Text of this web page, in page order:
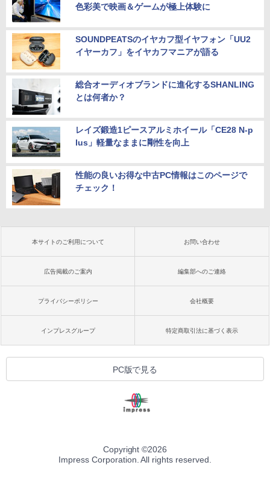
色彩美で映画＆ゲームが極上体験に
SOUNDPEATSのイヤカフ型イヤフォン「UU2
イヤーカフ」をイヤカフマニアが語る
総合オーディオブランドに進化するSHANLING
とは何者か？
レイズ鍛造1ピースアルミホイール「CE28 N-p
lus」軽量なままに剛性を向上
性能の良いお得な中古PC情報はこのページで
チェック！
本サイトのご利用について お問い合わせ
広告掲載のご案内 編集部へのご連絡
プライバシーポリシー 会社概要
インプレスグループ 特定商取引法に基づく表示
PC版で見る
Copyright ©2026
Impress Corporation. All rights reserved.